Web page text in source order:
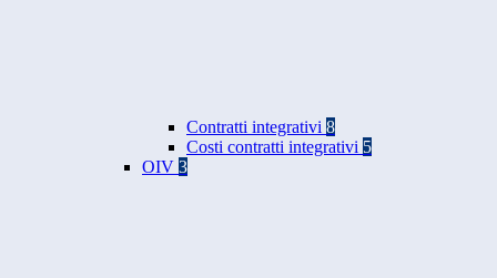
Contratti integrativi 8
Costi contratti integrativi 5
OIV 3